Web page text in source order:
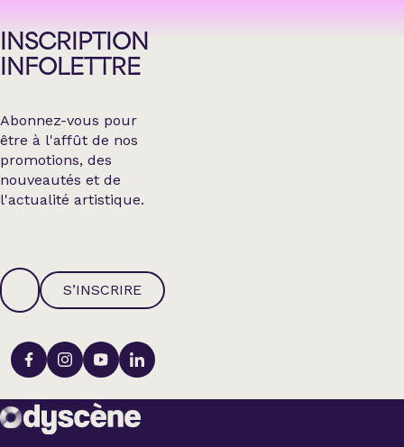
INSCRIPTION
INFOLETTRE
Abonnez-vous pour
être à l'affût de nos
promotions, des
nouveautés et de
l'actualité artistique.
S’INSCRIRE